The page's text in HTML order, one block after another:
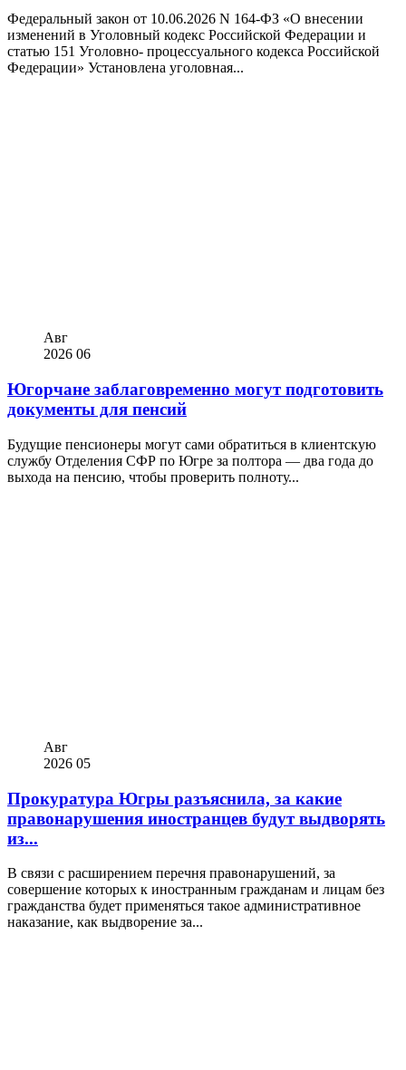
Федеральный закон от 10.06.2026 N 164-ФЗ «О внесении
изменений в Уголовный кодекс Российской Федерации и
статью 151 Уголовно- процессуального кодекса Российской
Федерации» Установлена уголовная...
Авг
2026 06
Югорчане заблаговременно могут подготовить
документы для пенсий
Будущие пенсионеры могут сами обратиться в клиентскую
службу Отделения СФР по Югре за полтора — два года до
выхода на пенсию, чтобы проверить полноту...
Авг
2026 05
Прокуратура Югры разъяснила, за какие
правонарушения иностранцев будут выдворять
из...
В связи с расширением перечня правонарушений, за
совершение которых к иностранным гражданам и лицам без
гражданства будет применяться такое административное
наказание, как выдворение за...